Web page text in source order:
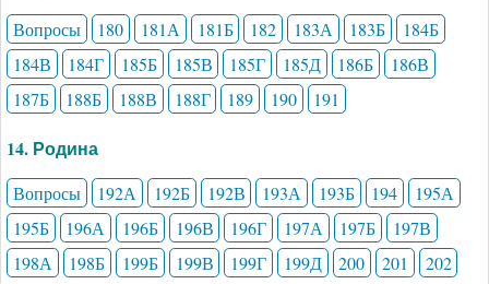
Вопросы 180 181А 181Б 182 183А 183Б
184Б
184В
184Г 185Б 185В 185Г 185Д 186Б
186В
187Б
188Б 188В 188Г 189 190 191
14. Родина
Вопросы 192А 192Б 192В 193А 193Б 194
195А
195Б
196А 196Б 196В 196Г 197А 197Б
197В
198А
198Б 199Б 199В 199Г 199Д 200 201 202